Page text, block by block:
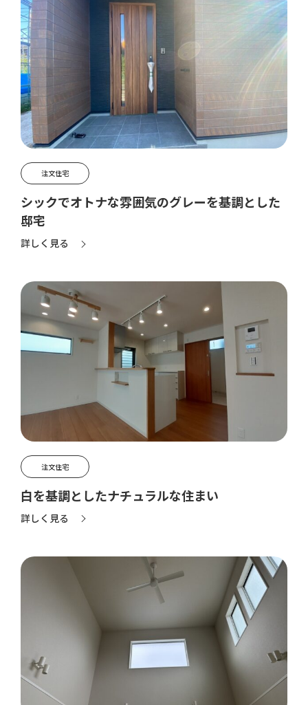
注文住宅
シックでオトナな雰囲気のグレーを基調とした
邸宅
詳しく見る
注文住宅
白を基調としたナチュラルな住まい
詳しく見る